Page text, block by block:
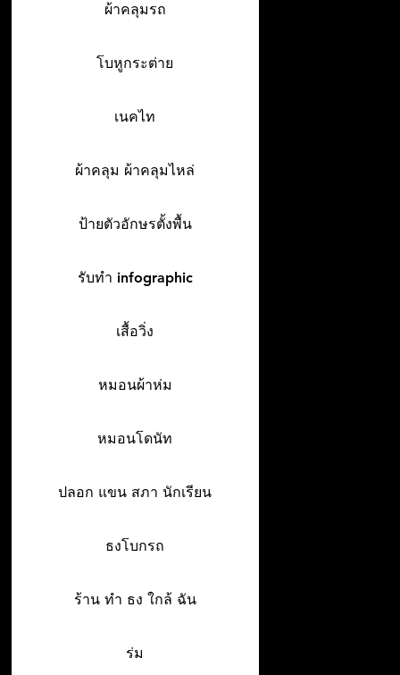
ผ้าคลุมรถ
โบหูกระต่าย
เนคไท
ผ้าคลุม ผ้าคลุมไหล่
ป้ายตัวอักษรตั้งพื้น
รับทำ infographic
เสื้อวิ่ง
หมอนผ้าห่ม
หมอนโดนัท
ปลอก แขน สภา นักเรียน
ธงโบกรถ
ร้าน ทํา ธง ใกล้ ฉัน
ร่ม